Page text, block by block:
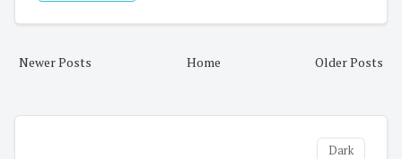
Newer Posts Older Posts
Home
Dark